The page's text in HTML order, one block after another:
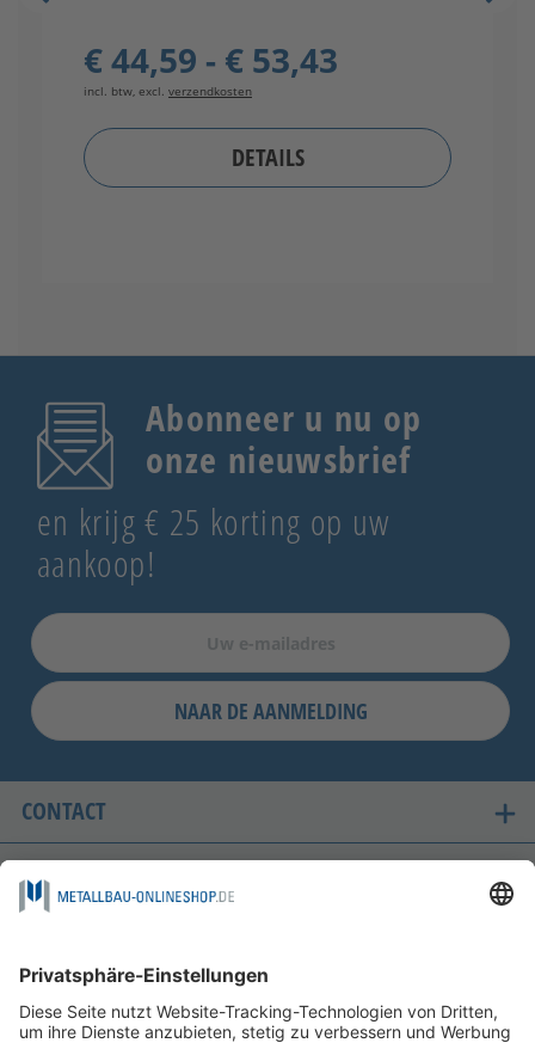
€ 44,59 - € 53,43
incl. btw, excl. verzendkosten
DETAILS
Abonneer u nu op
onze nieuwsbrief
en krijg € 25 korting op uw
aankoop!
NAAR DE AANMELDING
CONTACT
ONZE LANDEN VAN LEVERING
FOLGEN SIE UNS AUF